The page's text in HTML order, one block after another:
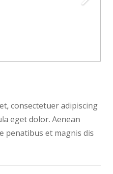
consectetuer adipiscing
eget dolor. Aenean
penatibus et magnis dis